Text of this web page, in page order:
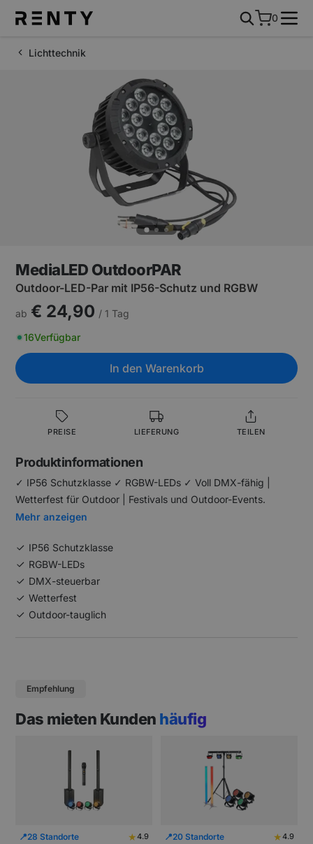
0
Lichttechnik
MediaLED OutdoorPAR
Outdoor-LED-Par mit IP56-Schutz und RGBW
ab € 24,90 / 1 Tag
16Verfügbar
In den Warenkorb
PREISE LIEFERUNG TEILEN
Produktinformationen
✓ IP56 Schutzklasse ✓ RGBW-LEDs ✓ Voll DMX-fähig |
Wetterfest für Outdoor | Festivals und Outdoor-Events.
Mehr anzeigen
IP56 Schutzklasse
RGBW-LEDs
DMX-steuerbar
Wetterfest
Outdoor-tauglich
Empfehlung
Das mieten Kunden häufig
📍28 Standorte ★4.9 📍20 Standorte ★4.9